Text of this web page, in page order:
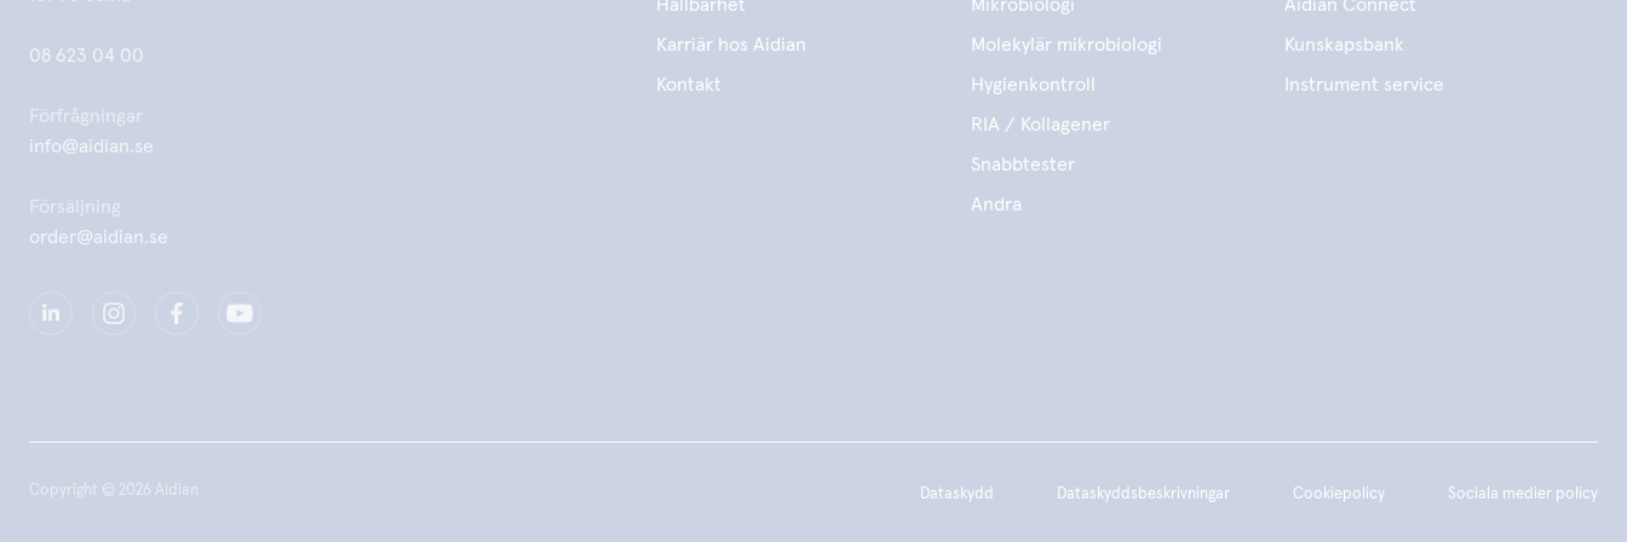
08 623 04 00
Förfrågningar
info@aidian.se
Försäljning
order@aidian.se
Hållbarhet
Karriär hos Aidian
Kontakt
Mikrobiologi
Molekylär mikrobiologi
Hygienkontroll
RIA / Kollagener
Snabbtester
Andra
Aidian Connect
Kunskapsbank
Instrument service
Copyright © 2026 Aidian Dataskydd Dataskyddsbeskrivningar Cookiepolicy Sociala medier policy